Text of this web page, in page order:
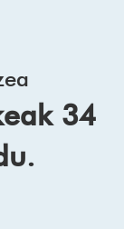
34